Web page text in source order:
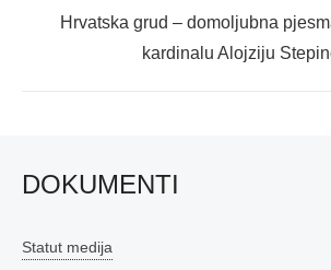
NextHrvatska grud – domoljubna
kardinalu Alojziju
DOKUMENTI
Statut medija